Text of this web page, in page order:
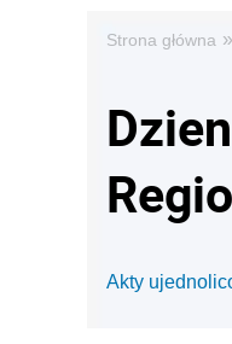
Strona główna »
Akty